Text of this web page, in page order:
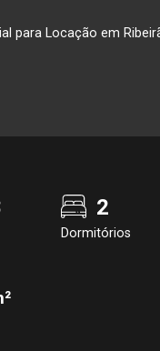
para Locação em
2
Dormitórios